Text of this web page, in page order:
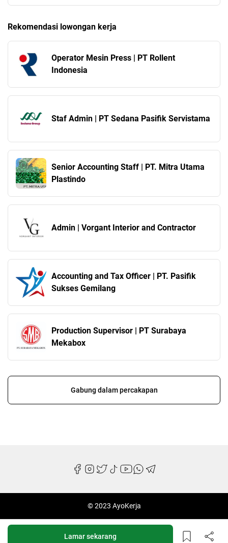
Lamar sekarang
Rekomendasi lowongan kerja
Operator Mesin Press | PT Rollent
Indonesia
Staf Admin | PT Sedana Pasifik Servistama
Senior Accounting Staff | PT. Mitra Utama
Plastindo
Admin | Vorgant Interior and Contractor
Accounting and Tax Officer | PT. Pasifik
Sukses Gemilang
Production Supervisor | PT Surabaya
Mekabox
Gabung dalam percakapan
© 2023 AyoKerja